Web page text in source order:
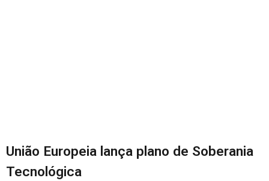
União Europeia lança plano de Soberania
Tecnológica